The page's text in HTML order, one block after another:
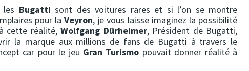
les Bugatti sont des voitures rares et si l’on se montre
pour laVeyron, je vous laisse imaginez la possibilité
cette réalité,Wolfgang Dürheimer, Président de Bugatti,
la marque aux millions de fans de Bugatti à travers le
car pour le jeu Gran Turismo pouvait donner réalité à